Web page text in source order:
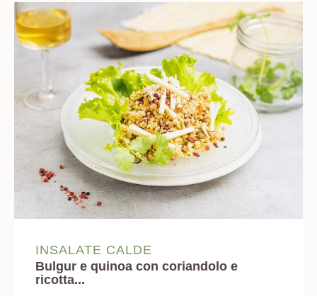
INSALATE CALDE
Bulgur e quinoa con coriandolo e
ricotta...